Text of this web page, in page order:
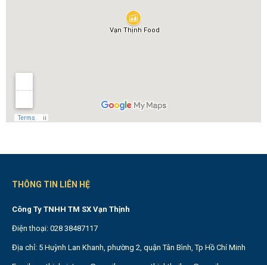
THÔNG TIN LIÊN HỆ
Công Ty TNHH TM SX Vạn Thịnh
Điện thoại: 028 38487117
Địa chỉ: 5 Huỳnh Lan Khanh, phường 2, quận Tân Bình, Tp Hồ Chí Minh